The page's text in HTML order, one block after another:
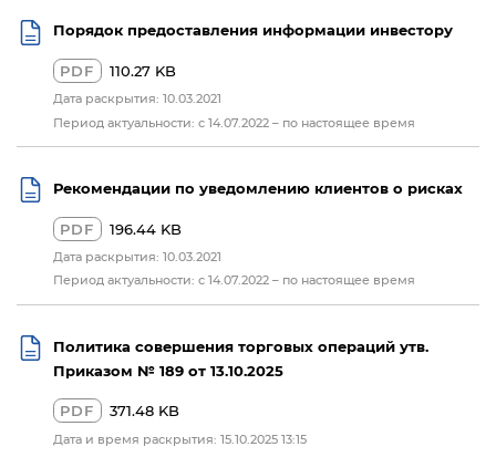
Порядок предоставления информации инвестору
PDF 110.27 KB
Дата раскрытия: 10.03.2021
Период актуальности: с 14.07.2022 – по настоящее время
Рекомендации по уведомлению клиентов о рисках
PDF 196.44 KB
Дата раскрытия: 10.03.2021
Период актуальности: с 14.07.2022 – по настоящее время
Политика совершения торговых операций утв.
Приказом № 189 от 13.10.2025
PDF 371.48 KB
Дата и время раскрытия: 15.10.2025 13:15